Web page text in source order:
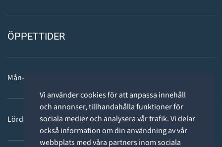
Vi använder cookies för att anpassa innehåll
och annonser, tillhandahålla funktioner för
sociala medier och analysera vår trafik. Vi delar
också information om din användning av vår
webbplats med våra partners inom sociala
ÖPPETTIDER
Mån-fre: 11 - 18
Lördag: 11-15